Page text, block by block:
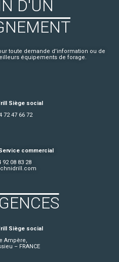
D'UN
toute demande d’information ou de
équipements de forage.
Siège social
72 47 66 72
commercial
92 08 83 28
Siège social
Ampère,
– FRANCE